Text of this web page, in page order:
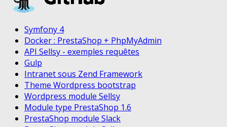
Symfony 4
Docker : PrestaShop + PhpMyAdmin
API Sellsy - exemples requêtes
Gulp
Intranet sous Zend Framework
Theme Wordpress bootstrap
Wordpress module Sellsy
Module type PrestaShop 1.6
PrestaShop module Slack